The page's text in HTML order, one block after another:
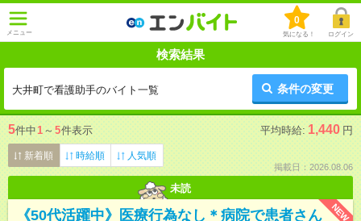
メニュー
0
気になる！ ログイン
検索結果
大井町で看護助手のバイト一覧 条件の変更
5件中1 ～ 5件表示 平均時給: 1,440 円
新着順 時給順 人気順
掲載日：2026.08.06
未読
NEW
《50代活躍中》医療行為なし＊病院で患者さん